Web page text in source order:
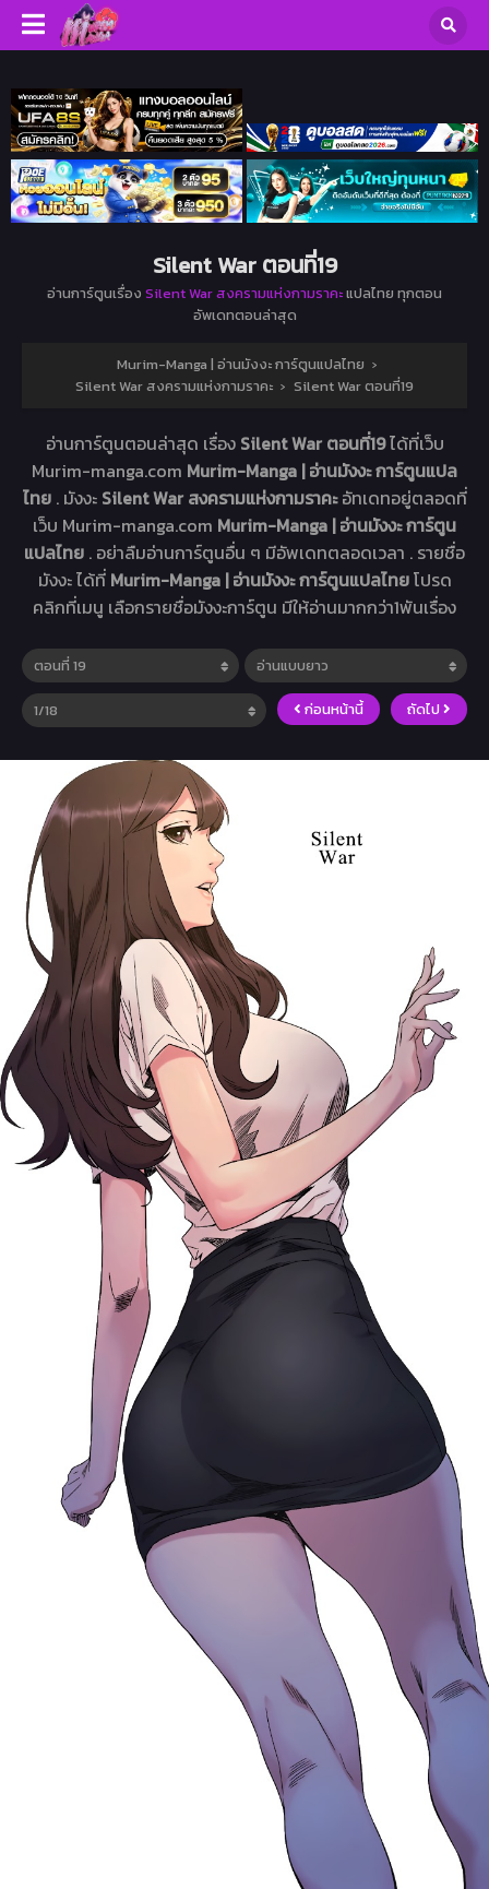
Silent War ตอนที่19
อ่านการ์ตูนเรื่อง Silent War สงครามแห่งกามราคะแปลไทย ทุกตอน
อัพเดทตอนล่าสุด
Murim-Manga | อ่านมังงะ การ์ตูนแปลไทย ›
Silent War สงครามแห่งกามราคะ › Silent War ตอนที่19
อ่านการ์ตูนตอนล่าสุด เรื่อง Silent War ตอนที่19ได้ที่เว็บ
Murim-manga.com Murim-Manga | อ่านมังงะ การ์ตูนแปล
ไทย . มังงะ Silent War สงครามแห่งกามราคะอัทเดทอยู่ตลอดที่
เว็บ Murim-manga.com Murim-Manga | อ่านมังงะ การ์ตูน
แปลไทย . อย่าลืมอ่านการ์ตูนอื่น ๆ มีอัพเดทตลอดเวลา . รายชื่อ
มังงะ ได้ที่ Murim-Manga | อ่านมังงะ การ์ตูนแปลไทยโปรด
คลิกที่เมนู เลือกรายชื่อมังงะการ์ตูน มีให้อ่านมากกว่า1พันเรื่อง
ก่อนหน้านี้ ถัดไป